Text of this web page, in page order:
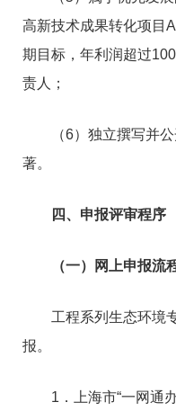
高新技术成果转化项目
期目标，年利润超过
责人；
（6）独立撰写并公
著。
四、申报评审程序
（一）网上申报流
工程系列生态环境专
报。
1．上海市“一网通办”